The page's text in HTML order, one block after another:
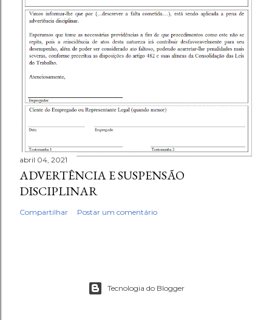
abril 04, 2021
ADVERTÊNCIA E SUSPENSÃO
DISCIPLINAR
Compartilhar Postar um comentário
Tecnologia do Blogger